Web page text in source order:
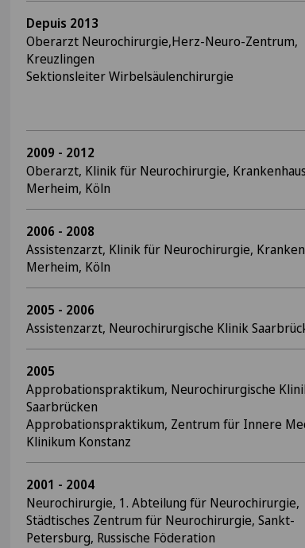
Depuis 2013
Oberarzt Neurochirurgie,Herz-Neuro-Zentrum,
Kreuzlingen
Sektionsleiter Wirbelsäulenchirurgie
2009 - 2012
Oberarzt, Klinik für Neurochirurgie, Krankenhaus
Merheim, Köln
2006 - 2008
Assistenzarzt, Klinik für Neurochirurgie,
Merheim, Köln
2005 - 2006
Assistenzarzt, Neurochirurgische Klinik
2005
Approbationspraktikum, Neurochirurgische
Saarbrücken
Approbationspraktikum, Zentrum für Innere
Klinikum Konstanz
2001 - 2004
Neurochirurgie, 1. Abteilung für Neurochirurgie,
Städtisches Zentrum für Neurochirurgie, Sankt-
Petersburg, Russische Föderation